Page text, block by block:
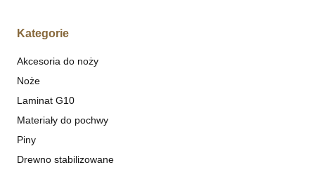
Kategorie
Akcesoria do noży
Noże
Laminat G10
Materiały do pochwy
Piny
Drewno stabilizowane